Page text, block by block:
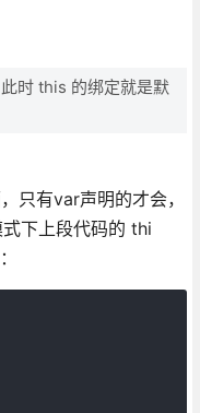
时 this 的绑定就是默
只有var声明的才会，
下上段代码的 thi